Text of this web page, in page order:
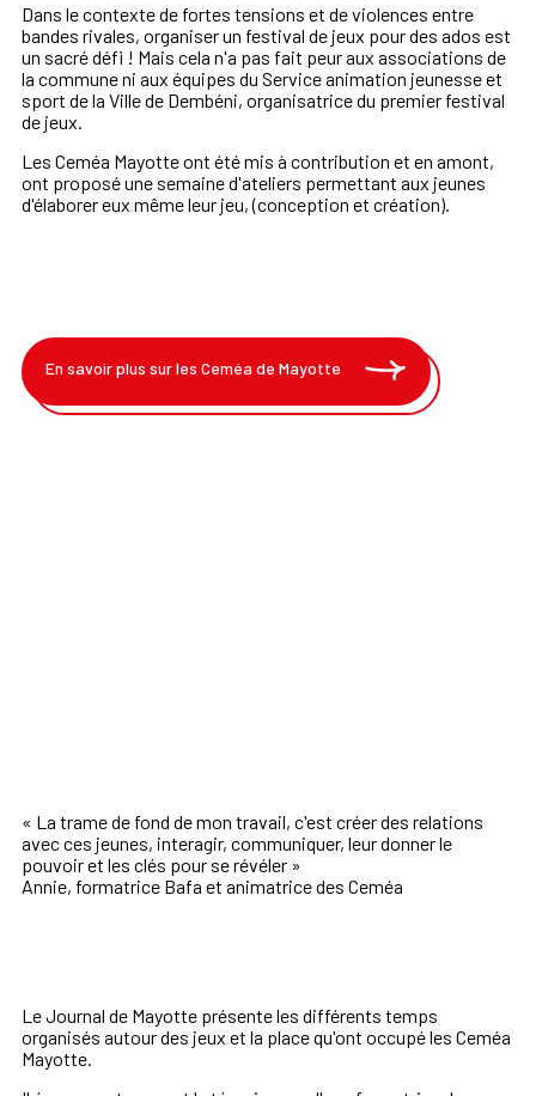
Dans le contexte de fortes tensions et de violences entre
bandes rivales, organiser un festival de jeux pour des ados est
un sacré défi ! Mais cela n'a pas fait peur aux associations de
la commune ni aux équipes du Service animation jeunesse et
sport de la Ville de Dembéni, organisatrice du premier festival
de jeux.
Les Ceméa Mayotte ont été mis à contribution et en amont,
ont proposé une semaine d'ateliers permettant aux jeunes
d'élaborer eux même leur jeu, (conception et création).
En savoir plus sur les Ceméa de Mayotte
« La trame de fond de mon travail, c'est créer des relations
avec ces jeunes, interagir, communiquer, leur donner le
pouvoir et les clés pour se révéler »
Annie, formatrice Bafa et animatrice des Ceméa
Le Journal de Mayotte présente les différents temps
organisés autour des jeux et la place qu'ont occupé les Ceméa
Mayotte.